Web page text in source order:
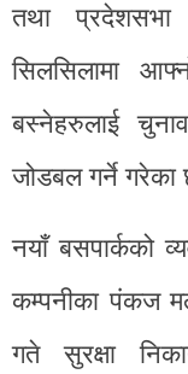
तथा
सिलसिलामा
बस्नेहरुलाई
जोडबल गर्ने
नयाँ बसपार्कको
कम्पनीका पंकज
गते सुरक्षा